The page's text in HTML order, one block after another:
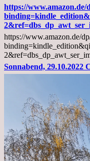
https://www.amazon.de/
https://www.amazon.de/
Sonnabend, 29.10.2022